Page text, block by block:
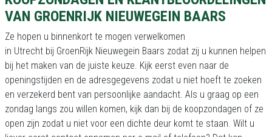
VAN GROENRIJK NIEUWEGEIN BAARS
Ze hopen u binnenkort te mogen verwelkomen
in Utrecht bij GroenRijk Nieuwegein Baars zodat zij u kunnen helpen
bij het maken van de juiste keuze. Kijk eerst even naar de
openingstijden en de adresgegevens zodat u niet hoeft te zoeken
en verzekerd bent van persoonlijke aandacht. Als u graag op een
zondag langs zou willen komen, kijk dan bij de koopzondagen of ze
open zijn zodat u niet voor een dichte deur komt te staan. Wilt u